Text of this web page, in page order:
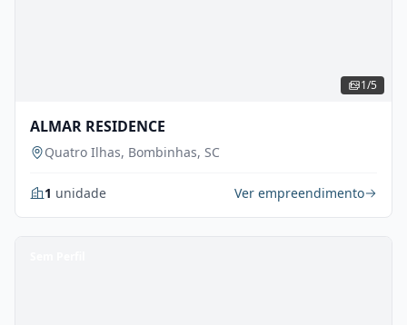
1/5
ALMAR RESIDENCE
Quatro Ilhas, Bombinhas, SC
1 unidade Ver empreendimento